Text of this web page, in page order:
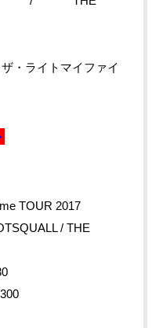
・ライトマイファイ
TOUR 2017
/ THE